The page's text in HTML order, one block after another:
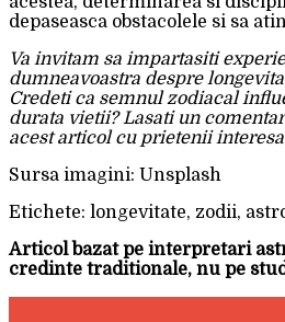
depaseasca obstacolele si sa
Va invitam sa impartasiti
dumneavoastra despre
Credeti ca semnul zodiacal
durata vietii? Lasati un
acest articol cu prietenii
Sursa imagini: Unsplash
Etichete: longevitate, zodii,
Articol bazat pe interpretari
credinte traditionale, nu pe